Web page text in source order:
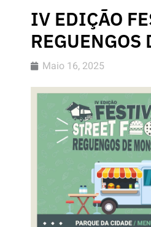
IV EDIÇÃO
REGUENGOS
Maio 16, 2025